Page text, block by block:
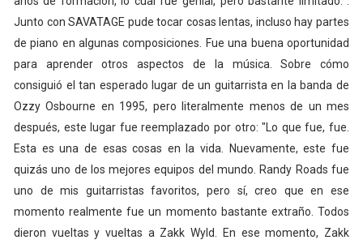
Junto con SAVATAGE pude tocar cosas lentas, incluso hay partes
de piano en algunas composiciones. Fue una buena oportunidad
para aprender otros aspectos de la música. Sobre cómo
consiguió el tan esperado lugar de un guitarrista en la banda de
Ozzy Osbourne en 1995, pero literalmente menos de un mes
después, este lugar fue reemplazado por otro: "Lo que fue, fue.
Esta es una de esas cosas en la vida. Nuevamente, este fue
quizás uno de los mejores equipos del mundo. Randy Roads fue
uno de mis guitarristas favoritos, pero sí, creo que en ese
momento realmente fue un momento bastante extraño. Todos
dieron vueltas y vueltas a Zakk Wyld. En ese momento, Zakk